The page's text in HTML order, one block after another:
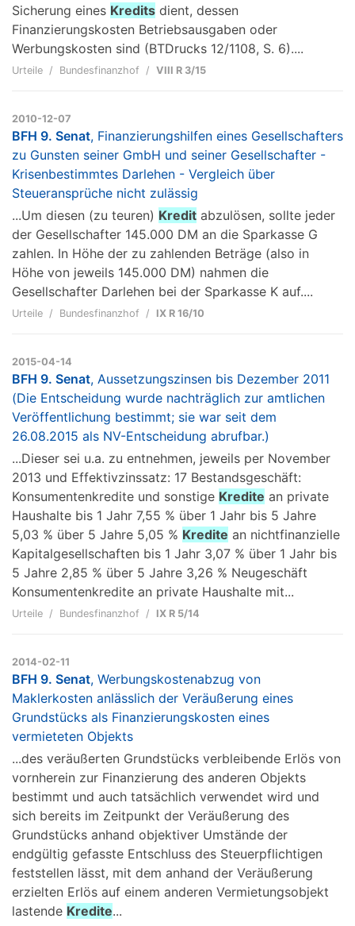
Sicherung eines Kredits dient, dessen
Finanzierungskosten Betriebsausgaben oder
Werbungskosten sind (BTDrucks 12/1108, S. 6)....
Urteile Bundesfinanzhof VIII R 3/15
2010-12-07
BFH 9. Senat, Finanzierungshilfen eines Gesellschafters
zu Gunsten seiner GmbH und seiner Gesellschafter -
Krisenbestimmtes Darlehen - Vergleich über
Steueransprüche nicht zulässig
...Um diesen (zu teuren) Kredit abzulösen, sollte jeder
der Gesellschafter 145.000 DM an die Sparkasse G
zahlen. In Höhe der zu zahlenden Beträge (also in
Höhe von jeweils 145.000 DM) nahmen die
Gesellschafter Darlehen bei der Sparkasse K auf....
Urteile Bundesfinanzhof IX R 16/10
2015-04-14
BFH 9. Senat, Aussetzungszinsen bis Dezember 2011
(Die Entscheidung wurde nachträglich zur amtlichen
Veröffentlichung bestimmt; sie war seit dem
26.08.2015 als NV-Entscheidung abrufbar.)
...Dieser sei u.a. zu entnehmen, jeweils per November
2013 und Effektivzinssatz: 17 Bestandsgeschäft:
Konsumentenkredite und sonstige Kredite an private
Haushalte bis 1 Jahr 7,55 % über 1 Jahr bis 5 Jahre
5,03 % über 5 Jahre 5,05 % Kredite an nichtfinanzielle
Kapitalgesellschaften bis 1 Jahr 3,07 % über 1 Jahr bis
5 Jahre 2,85 % über 5 Jahre 3,26 % Neugeschäft
Konsumentenkredite an private Haushalte mit...
Urteile Bundesfinanzhof IX R 5/14
2014-02-11
BFH 9. Senat, Werbungskostenabzug von
Maklerkosten anlässlich der Veräußerung eines
Grundstücks als Finanzierungskosten eines
vermieteten Objekts
...des veräußerten Grundstücks verbleibende Erlös von
vornherein zur Finanzierung des anderen Objekts
bestimmt und auch tatsächlich verwendet wird und
sich bereits im Zeitpunkt der Veräußerung des
Grundstücks anhand objektiver Umstände der
endgültig gefasste Entschluss des Steuerpflichtigen
feststellen lässt, mit dem anhand der Veräußerung
erzielten Erlös auf einem anderen Vermietungsobjekt
lastende Kredite...